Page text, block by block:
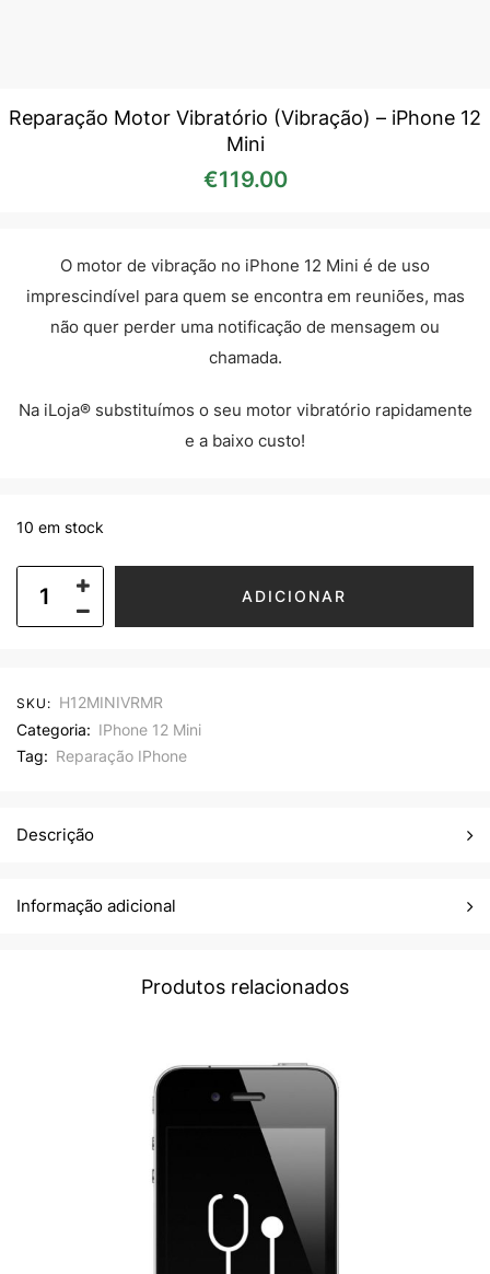
Reparação Motor Vibratório (Vibração) – iPhone 12
Mini
€119.00
O motor de vibração no iPhone 12 Mini é de uso
imprescindível para quem se encontra em reuniões, mas
não quer perder uma notificação de mensagem ou
chamada.
Na iLoja® substituímos o seu motor vibratório rapidamente
e a baixo custo!
10 em stock
ADICIONAR
SKU: H12MINIVRMR
Categoria: IPhone 12 Mini
Tag: Reparação IPhone
Descrição
Informação adicional
Produtos relacionados